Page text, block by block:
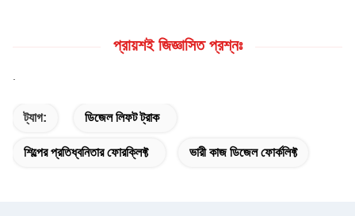
প্রায়শই জিজ্ঞাসিত প্রশ্নঃ
.
ট্যাগ: ডিজেল লিফট ট্রাক
শিল্পের প্রতিধ্বনিতার ফোরক্লিফ্ট ভারী কাজ ডিজেল ফোর্কলিফ্ট